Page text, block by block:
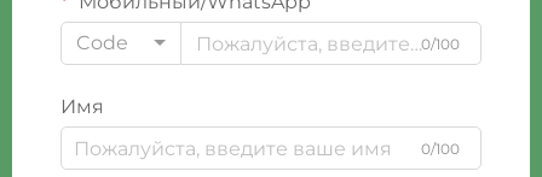
Code
0/100
Имя
0/100